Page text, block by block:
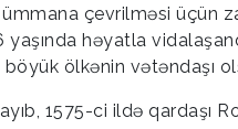
çevrilməsi üçün
həyatla
ölkənin vətəndaşı
1575-ci ildə qardaşı